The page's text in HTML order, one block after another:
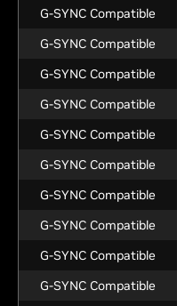
G-SYNC Compatible
G-SYNC Compatible
G-SYNC Compatible
G-SYNC Compatible
G-SYNC Compatible
G-SYNC Compatible
G-SYNC Compatible
G-SYNC Compatible
G-SYNC Compatible
G-SYNC Compatible